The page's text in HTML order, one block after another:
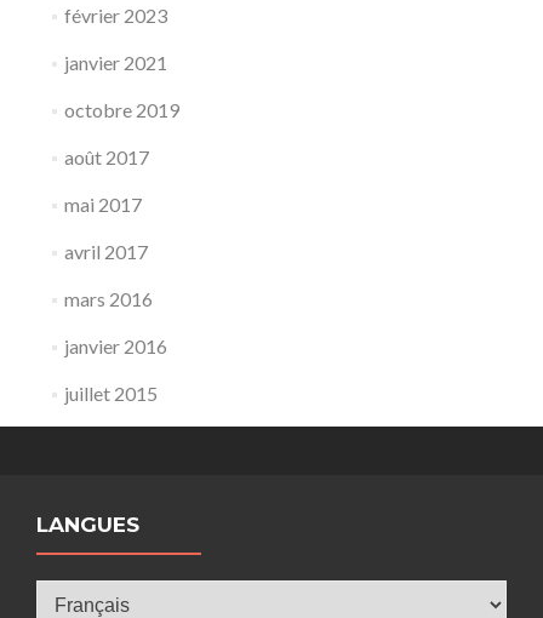
février 2023
janvier 2021
octobre 2019
août 2017
mai 2017
avril 2017
mars 2016
janvier 2016
juillet 2015
LANGUES